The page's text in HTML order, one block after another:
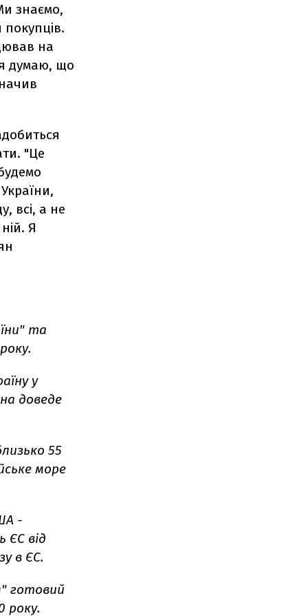
знаємо,
покупців.
на
я думаю, що
"Це
всі, а не
Я
та
у
доведе
55
море
-
ЄС від
в ЄС.
готовий
року.